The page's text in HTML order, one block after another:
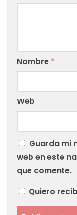
Nombre *
Web
Guarda mi
web en este
que comente.
Quiero